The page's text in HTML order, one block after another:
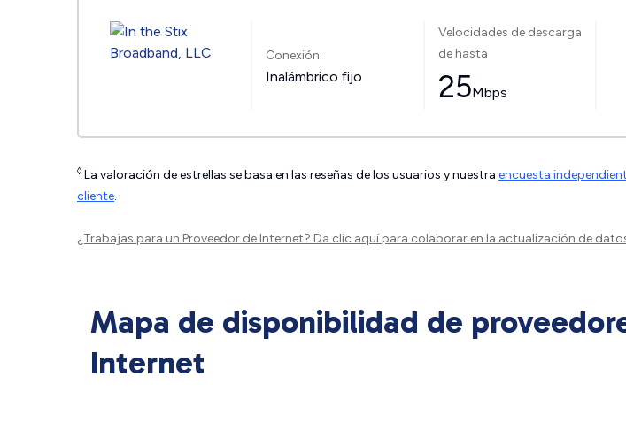
Conexión:
Inalámbrico fijo
Velocidades de descarga
de hasta
25Mbps
◊ La valoración de estrellas se basa en las reseñas de los usuarios y nuestra encuesta
cliente.
¿Trabajas para un Proveedor de Internet? Da clic aquípara colaborar en la actualización de
Mapa de disponibilidad de
Internet